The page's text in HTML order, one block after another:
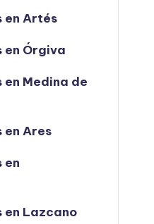
en Artés
en Órgiva
en Medina de
en Ares
en
en Lazcano